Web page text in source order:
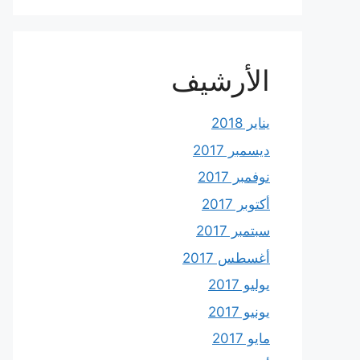
الأرشيف
يناير 2018
ديسمبر 2017
نوفمبر 2017
أكتوبر 2017
سبتمبر 2017
أغسطس 2017
يوليو 2017
يونيو 2017
مايو 2017